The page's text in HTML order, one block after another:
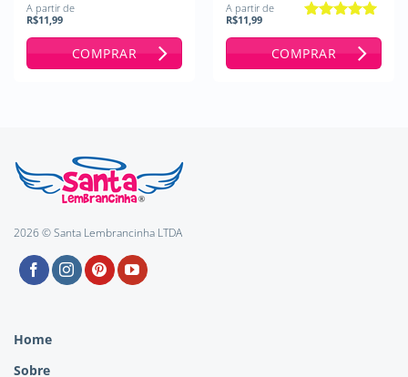
A partir de
R$11,99
COMPRAR
A partir de
R$11,99
COMPRAR
2026 © Santa Lembrancinha LTDA
Home
Sobre